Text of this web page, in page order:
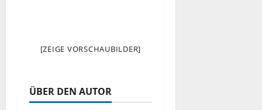
[ZEIGE VORSCHAUBILDER]
ÜBER DEN AUTOR